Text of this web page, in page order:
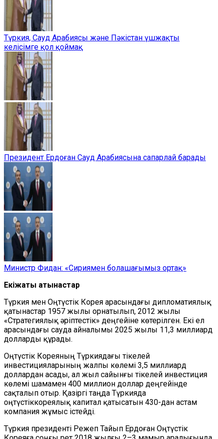
Түркия, Сауд Арабиясы және Пәкістан үшжақты
келісімге қол қоймақ
Президент Ердоған Сауд Арабиясына сапарлай барады
Министр Фидан: «Сириямен болашағымыз ортақ»
Екіжақты қатынастар
Түркия мен Оңтүстік Корея арасындағы дипломатиялық
қатынастар 1957 жылы орнатылып, 2012 жылы
«Стратегиялық әріптестік» деңгейіне көтерілген. Екі ел
арасындағы сауда айналымы 2025 жылы 11,3 миллиард
долларды құрады.
Оңтүстік Кореяның Түркиядағы тікелей
инвестицияларының жалпы көлемі 3,5 миллиард
доллардан асады, ал жыл сайынғы тікелей инвестиция
көлемі шамамен 400 миллион доллар деңгейінде
сақталып отыр. Қазіргі таңда Түркияда
оңтүстіккореялық капитал қатысатын 430-дан астам
компания жұмыс істейді.
Түркия президенті Режеп Тайып Ердоған Оңтүстік